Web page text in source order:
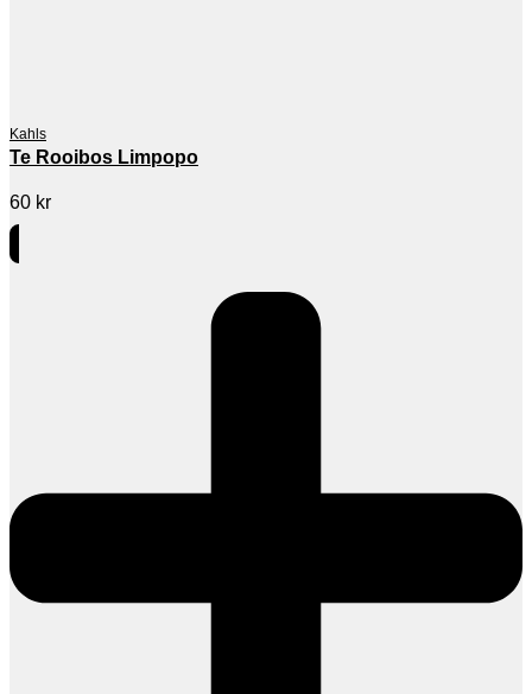
Kahls
Te Rooibos Limpopo
60 kr